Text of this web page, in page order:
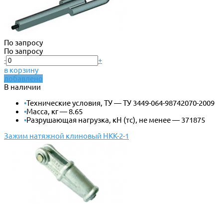
По запросу
По запросу
-
+
в корзину
добавлено
В наличии
•Технические условия, ТУ — ТУ 3449-064-98742070-2009
•Масса, кг — 8.65
•Разрушающая нагрузка, кН (тс), не менее — 371875
Зажим натяжной клиновый НКК-2-1